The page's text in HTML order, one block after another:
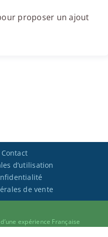
proposer un ajout
Contact
d’utilisation
de vente
expérience Française